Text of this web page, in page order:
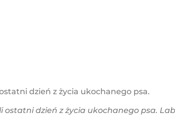
dzień z życia ukochanego psa.
ostatni dzień z życia ukochanego psa.